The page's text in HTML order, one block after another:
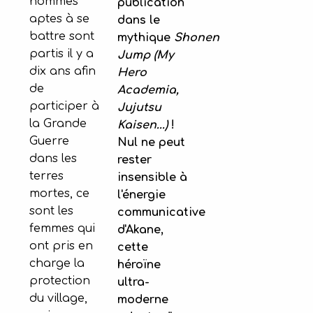
publication
dans le
mythique Shonen
Jump (My
Hero
Academia,
Jujutsu
Kaisen...)!
Nul ne peut
rester
insensible à
l'énergie
communicative
d'Akane,
cette
héroïne
ultra-
moderne
aptes à se
battre sont
partis il y a
dix ans afin
de
participer à
la Grande
Guerre
dans les
terres
mortes, ce
sont les
femmes qui
ont pris en
charge la
protection
du village,